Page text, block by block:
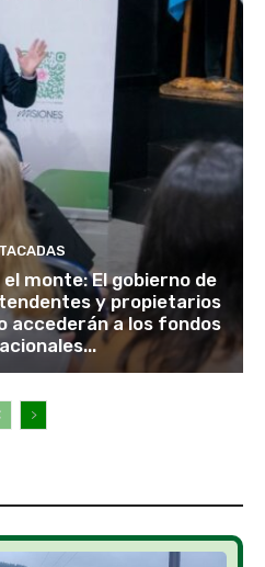
monte: El gobierno de
y propietarios
accederán a los fondos